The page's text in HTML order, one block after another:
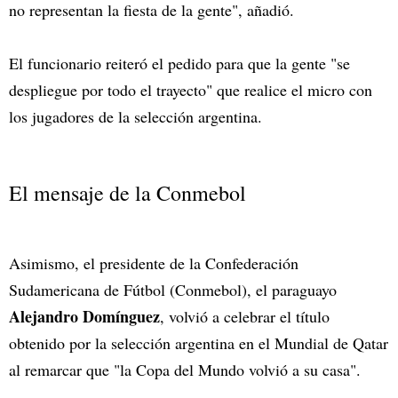
no representan la fiesta de la gente", añadió.
El funcionario reiteró el pedido para que la gente "se
despliegue por todo el trayecto" que realice el micro con
los jugadores de la selección argentina.
El mensaje de la Conmebol
Asimismo, el presidente de la Confederación
Sudamericana de Fútbol (Conmebol), el paraguayo
Alejandro Domínguez, volvió a celebrar el título
obtenido por la selección argentina en el Mundial de Qatar
al remarcar que "la Copa del Mundo volvió a su casa".